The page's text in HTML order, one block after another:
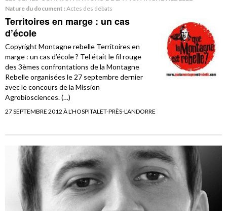
Nature du document :Actes des débats
Territoires en marge : un cas
d’école
Copyright Montagne rebelle Territoires en
marge : un cas d’école ? Tel était le fil rouge
des 3èmes confrontations de la Montagne
Rebelle organisées le 27 septembre dernier
avec le concours de la Mission
Agrobiosciences. (…)
27 SEPTEMBRE 2012 À L’HOSPITALET-PRÈS-L’ANDORRE